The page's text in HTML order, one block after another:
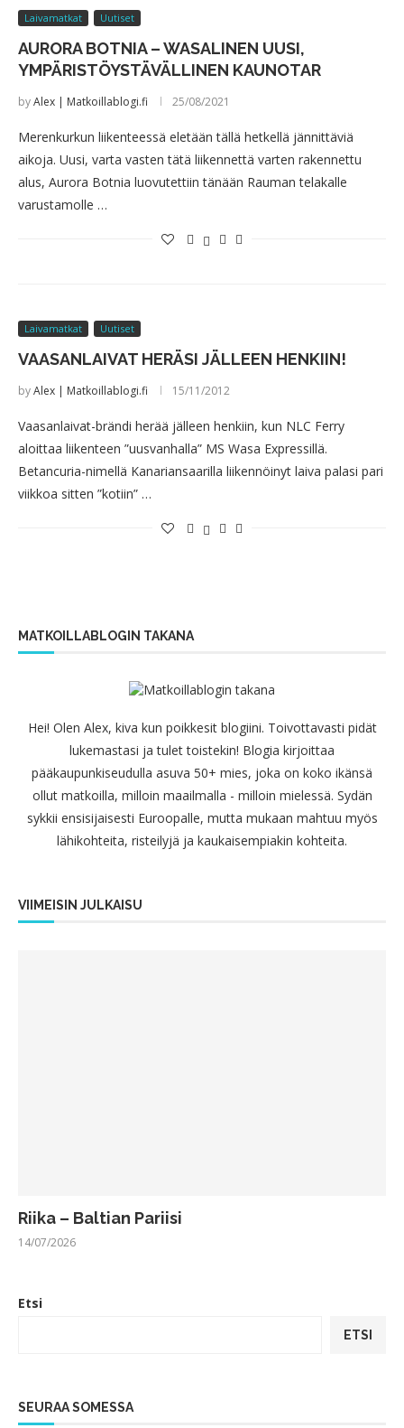
Laivamatkat Uutiset
AURORA BOTNIA – WASALINEN UUSI,
YMPÄRISTÖYSTÄVÄLLINEN KAUNOTAR
byAlex | Matkoillablogi.fi 25/08/2021
Merenkurkun liikenteessä eletään tällä hetkellä jännittäviä
aikoja. Uusi, varta vasten tätä liikennettä varten rakennettu
alus, Aurora Botnia luovutettiin tänään Rauman telakalle
varustamolle …
Laivamatkat Uutiset
VAASANLAIVAT HERÄSI JÄLLEEN HENKIIN!
byAlex | Matkoillablogi.fi 15/11/2012
Vaasanlaivat-brändi herää jälleen henkiin, kun NLC Ferry
aloittaa liikenteen ”uusvanhalla” MS Wasa Expressillä.
Betancuria-nimellä Kanariansaarilla liikennöinyt laiva palasi pari
viikkoa sitten ”kotiin” …
MATKOILLABLOGIN TAKANA
Hei! Olen Alex, kiva kun poikkesit blogiini. Toivottavasti pidät
lukemastasi ja tulet toistekin! Blogia kirjoittaa
pääkaupunkiseudulla asuva 50+ mies, joka on koko ikänsä
ollut matkoilla, milloin maailmalla - milloin mielessä. Sydän
sykkii ensisijaisesti Euroopalle, mutta mukaan mahtuu myös
lähikohteita, risteilyjä ja kaukaisempiakin kohteita.
VIIMEISIN JULKAISU
Riika – Baltian Pariisi
14/07/2026
Etsi
ETSI
SEURAA SOMESSA